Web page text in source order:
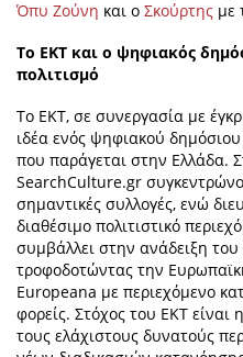
Όπυ Ζούνη και ο Σκούρτης με
Το ΕΚΤ και ο ψηφιακός
πολιτισμό
Το ΕΚΤ, σε συνεργασία με
ιδέα ενός ψηφιακού
που παράγεται στην Ελλάδα.
SearchCulture.gr
σημαντικές συλλογές, ενώ
διαθέσιμο πολιτιστικό
συμβάλλει στην ανάδειξη του
τροφοδοτώντας την
Europeana με περιεχόμενο
φορείς. Στόχος του ΕΚΤ
τους ελάχιστους δυνατούς